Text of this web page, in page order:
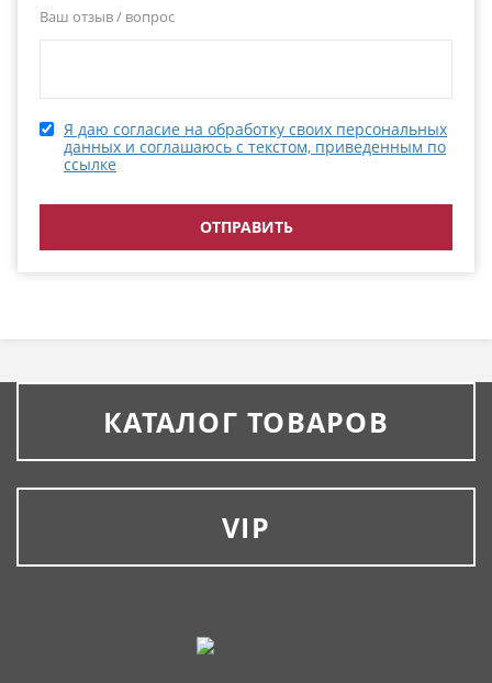
Ваш отзыв / вопрос
Я даю согласие на обработку своих персональных
данных и соглашаюсь с текстом, приведенным по
ссылке
КАТАЛОГ ТОВАРОВ
VIP